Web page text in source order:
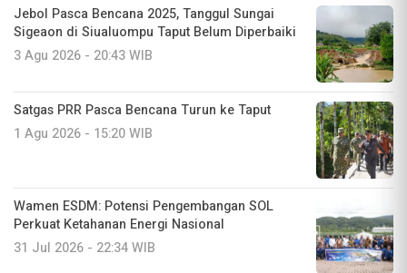
Jebol Pasca Bencana 2025, Tanggul Sungai
Sigeaon di Siualuompu Taput Belum Diperbaiki
3 Agu 2026 - 20:43 WIB
Satgas PRR Pasca Bencana Turun ke Taput
1 Agu 2026 - 15:20 WIB
Wamen ESDM: Potensi Pengembangan SOL
Perkuat Ketahanan Energi Nasional
31 Jul 2026 - 22:34 WIB